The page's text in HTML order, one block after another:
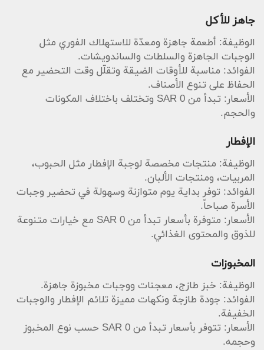
جاهز للأكل
الوظيفة: أطعمة جاهزة ومعدّة للاستهلاك الفوري مثل
الوجبات الجاهزة والسلطات والساندويشات.
الفوائد: مناسبة للأوقات الضيقة وتقلّل وقت التحضير مع
الحفاظ على تنوع الأصناف.
الأسعار: تبدأ من SAR 0 وتختلف باختلاف المكونات
والحجم.
الإفطار
الوظيفة: منتجات مخصصة لوجبة الإفطار مثل الحبوب،
المربيات، ومنتجات الألبان.
الفوائد: توفر بداية يوم متوازنة وسهولة في تحضير وجبات
الأسرة صباحاً.
الأسعار: متوفرة بأسعار تبدأ من SAR 0 مع خيارات متنوعة
للذوق والمحتوى الغذائي.
المخبوزات
الوظيفة: خبز طازج، معجنات ووجبات مخبوزة جاهزة.
الفوائد: جودة طازجة ونكهات مميزة تلائم الإفطار والوجبات
الخفيفة.
الأسعار: تتوفر بأسعار تبدأ من SAR 0 حسب نوع المخبوز
وحجمه.